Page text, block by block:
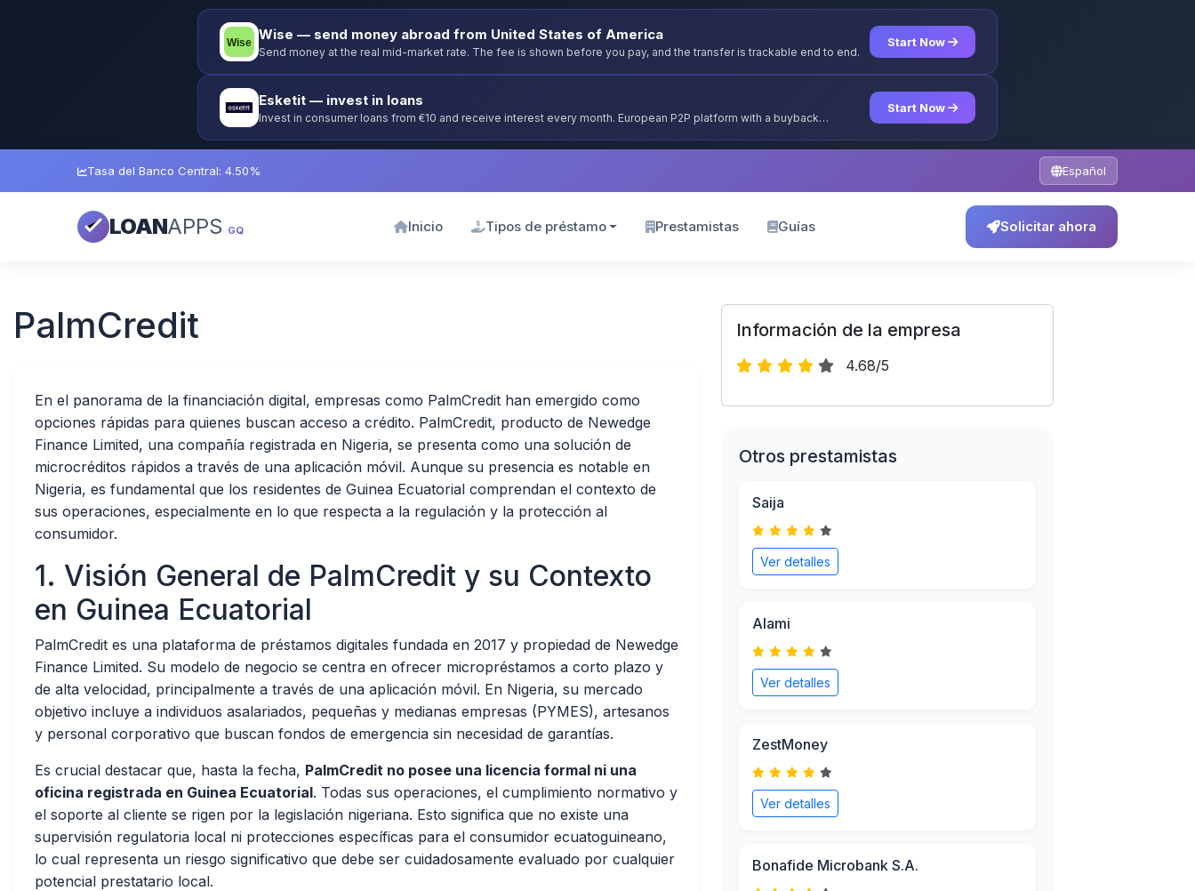
Wise — send money abroad from United States of America
Send money at the real mid-market rate. The fee is shown before you pay, and the transfer is trackable end to end.
Start Now
Esketit — invest in loans
Invest in consumer loans from €10 and receive interest every month. European P2P platform with a buyback
Start Now
Tasa del Banco Central: 4.50% Español
LOANAPPS GQ Inicio Tipos de préstamo Prestamistas Guías Solicitar ahora
PalmCredit
En el panorama de la financiación digital, empresas como PalmCredit han emergido como
opciones rápidas para quienes buscan acceso a crédito. PalmCredit, producto de Newedge
Finance Limited, una compañía registrada en Nigeria, se presenta como una solución de
microcréditos rápidos a través de una aplicación móvil. Aunque su presencia es notable en
Nigeria, es fundamental que los residentes de Guinea Ecuatorial comprendan el contexto de
sus operaciones, especialmente en lo que respecta a la regulación y la protección al
consumidor.
1. Visión General de PalmCredit y su Contexto
en Guinea Ecuatorial
PalmCredit es una plataforma de préstamos digitales fundada en 2017 y propiedad de Newedge
Finance Limited. Su modelo de negocio se centra en ofrecer micropréstamos a corto plazo y
de alta velocidad, principalmente a través de una aplicación móvil. En Nigeria, su mercado
objetivo incluye a individuos asalariados, pequeñas y medianas empresas (PYMES), artesanos
y personal corporativo que buscan fondos de emergencia sin necesidad de garantías.
Es crucial destacar que, hasta la fecha, PalmCredit no posee una licencia formal ni una
oficina registrada en Guinea Ecuatorial. Todas sus operaciones, el cumplimiento normativo y
el soporte al cliente se rigen por la legislación nigeriana. Esto significa que no existe una
supervisión regulatoria local ni protecciones específicas para el consumidor ecuatoguineano,
lo cual representa un riesgo significativo que debe ser cuidadosamente evaluado por cualquier
potencial prestatario local.
Información de la empresa
4.68/5
Otros prestamistas
Saija
Ver detalles
Alami
Ver detalles
ZestMoney
Ver detalles
Bonafide Microbank S.A.